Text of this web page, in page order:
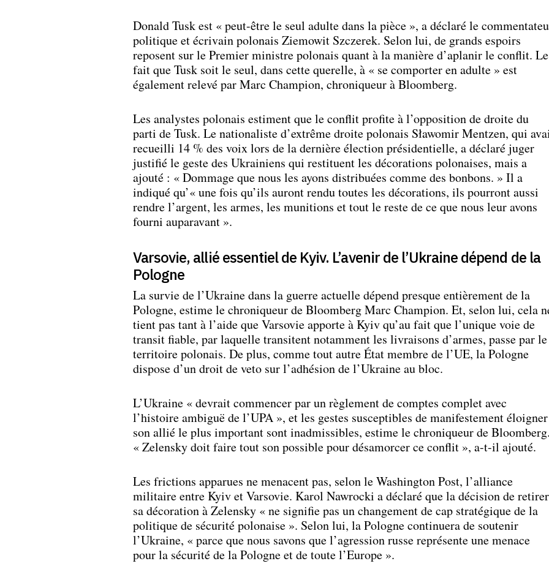
Donald Tusk est « peut-être le seul adulte dans la pièce », a déclaré le
politique et écrivain polonais Ziemowit Szczerek. Selon lui, de grands espoirs
reposent sur le Premier ministre polonais quant à la manière d’aplanir le conflit. Le
fait que Tusk soit le seul, dans cette querelle, à « se comporter en adulte » est
également relevé par Marc Champion, chroniqueur à Bloomberg.
Les analystes polonais estiment que le conflit profite à l’opposition de droite du
parti de Tusk. Le nationaliste d’extrême droite polonais Sławomir Mentzen, qui
recueilli 14 % des voix lors de la dernière élection présidentielle, a déclaré juger
justifié le geste des Ukrainiens qui restituent les décorations polonaises, mais a
ajouté : « Dommage que nous les ayons distribuées comme des bonbons. » Il a
indiqué qu’« une fois qu’ils auront rendu toutes les décorations, ils pourront aussi
rendre l’argent, les armes, les munitions et tout le reste de ce que nous leur avons
fourni auparavant ».
Varsovie, allié essentiel de Kyiv. L’avenir de l’Ukraine dépend de la
Pologne
La survie de l’Ukraine dans la guerre actuelle dépend presque entièrement de la
Pologne, estime le chroniqueur de Bloomberg Marc Champion. Et, selon lui, cela
tient pas tant à l’aide que Varsovie apporte à Kyiv qu’au fait que l’unique voie de
transit fiable, par laquelle transitent notamment les livraisons d’armes, passe par le
territoire polonais. De plus, comme tout autre État membre de l’UE, la Pologne
dispose d’un droit de veto sur l’adhésion de l’Ukraine au bloc.
L’Ukraine « devrait commencer par un règlement de comptes complet avec
l’histoire ambiguë de l’UPA », et les gestes susceptibles de manifestement éloigner
son allié le plus important sont inadmissibles, estime le chroniqueur de
« Zelensky doit faire tout son possible pour désamorcer ce conflit », a-t-il ajouté.
Les frictions apparues ne menacent pas, selon le Washington Post, l’alliance
militaire entre Kyiv et Varsovie. Karol Nawrocki a déclaré que la décision de retirer
sa décoration à Zelensky « ne signifie pas un changement de cap stratégique de la
politique de sécurité polonaise ». Selon lui, la Pologne continuera de soutenir
l’Ukraine, « parce que nous savons que l’agression russe représente une menace
pour la sécurité de la Pologne et de toute l’Europe ».